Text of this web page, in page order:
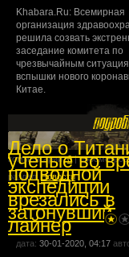
Khabara.Ru: Всемирная
организация
решила созвать
заседание комитета по
чрезвычайным
вспышки нового
Китае.
комментарии:0|
раздел: Новости
Дело о
ученые во
подводной
экспедиции
врезались в
затонувший
лайнер
дата: 30-01-2020, 04:17